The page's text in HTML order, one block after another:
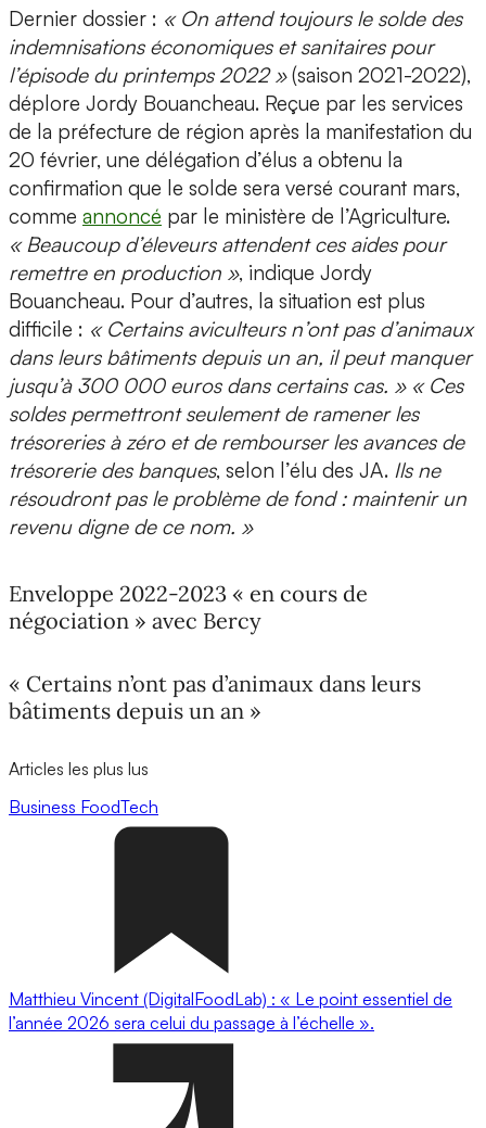
Dernier dossier : « On attend toujours le solde des
indemnisations économiques et sanitaires pour
l’épisode du printemps 2022 »(saison 2021-2022),
déplore Jordy Bouancheau. Reçue par les services
de la préfecture de région après la manifestation du
20 février, une délégation d’élus a obtenu la
confirmation que le solde sera versé courant mars,
comme annoncé par le ministère de l’Agriculture.
« Beaucoup d’éleveurs attendent ces aides pour
remettre en production », indique Jordy
Bouancheau. Pour d’autres, la situation est plus
difficile : « Certains aviculteurs n’ont pas d’animaux
dans leurs bâtiments depuis un an, il peut manquer
jusqu’à 300 000 euros dans certains cas. » « Ces
soldes permettront seulement de ramener les
trésoreries à zéro et de rembourser les avances de
trésorerie des banques, selon l’élu des JA. Ils ne
résoudront pas le problème de fond : maintenir un
revenu digne de ce nom. »
Enveloppe 2022-2023 « en cours de
négociation » avec Bercy
« Certains n’ont pas d’animaux dans leurs
bâtiments depuis un an »
Articles les plus lus
Business FoodTech
Matthieu Vincent (DigitalFoodLab) : « Le point essentiel de
l’année 2026 sera celui du passage à l’échelle ».